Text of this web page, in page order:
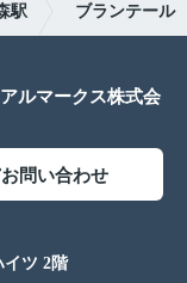
駅 ブランテール
ルマークス株式会
お問い合わせ
イツ 2階